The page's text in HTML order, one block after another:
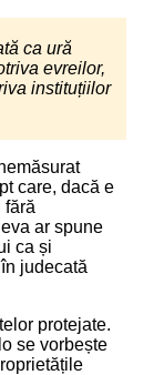
ca ură
evreilor,
instituțiilor
care, dacă e
fără
ar spune
ca și
judecată
protejate.
se vorbește